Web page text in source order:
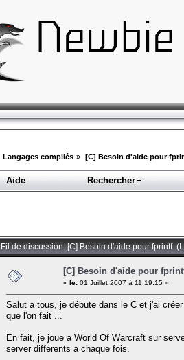
Langages compilés » [C] Besoin d'aide pour
Aide Rechercher
Fil de discussion: [C] Besoin d'aide pour fprintf
[C] Besoin d'aide pour
« le: 01 Juillet 2007 à 11:19:15 »
Salut a tous, je débute dans le C et j'ai
que l'on fait ...
En fait, je joue a World Of Warcraft sur
server differents a chaque fois.